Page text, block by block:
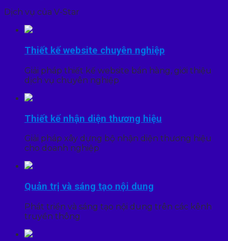
Dịch vụ của V-Star
Thiết kế website chuyên nghiệp
Giải pháp thiết kế website bán hàng, giới thiệu
dịch vụ chuyên nghiệp
Thiết kế nhận diện thương hiệu
Giải pháp xây dựng bộ nhận diện thương hiệu
cho doanh nghiệp
Quản trị và sáng tạo nội dung
Phát triển và sáng tạo nội dung trên các kênh
truyền thông